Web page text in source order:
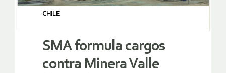
CHILE
SMA formula cargos
contra Minera Valle